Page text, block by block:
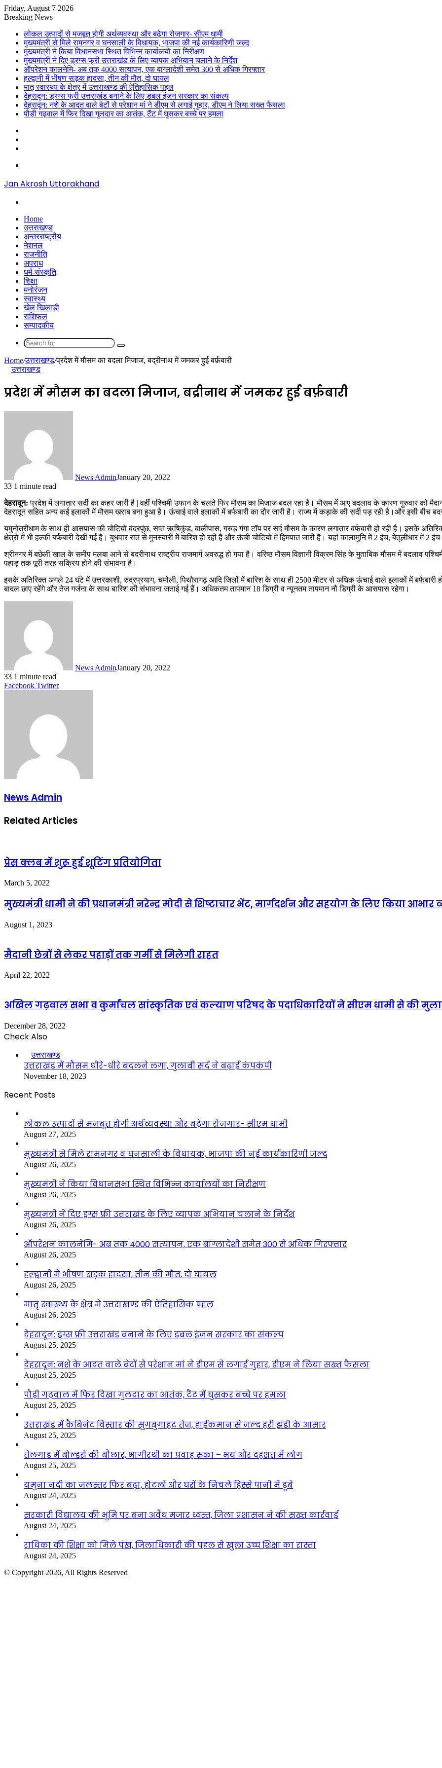
Friday, August 7 2026
Breaking News
लोकल उत्पादों से मजबूत होगी अर्थव्यवस्था और बढ़ेगा रोजगार- सीएम धामी
मुख्यमंत्री से मिले रामनगर व घनसाली के विधायक, भाजपा की नई कार्यकारिणी जल्द
मुख्यमंत्री ने किया विधानसभा स्थित विभिन्न कार्यालयों का निरीक्षण
मुख्यमंत्री ने दिए ड्रग्स फ्री उत्तराखंड के लिए व्यापक अभियान चलाने के निर्देश
ऑपरेशन कालनेमि- अब तक 4000 सत्यापन, एक बांग्लादेशी समेत 300 से अधिक गिरफ्तार
हल्द्वानी में भीषण सड़क हादसा, तीन की मौत, दो घायल
मातृ स्वास्थ्य के क्षेत्र में उत्तराखण्ड की ऐतिहासिक पहल
देहरादून: ड्रग्स फ्री उत्तराखंड बनाने के लिए डबल इंजन सरकार का संकल्प
देहरादून: नशे के आदत वाले बेटों से परेशान मां ने डीएम से लगाई गुहार, डीएम ने लिया सख्त फैसला
पौड़ी गढ़वाल में फिर दिखा गुलदार का आतंक, टैंट में घुसकर बच्चे पर हमला
Jan Akrosh Uttarakhand
Home
उत्तराखण्ड
अन्तरराष्ट्रीय
नेशनल
राजनीति
अपराध
धर्म-संस्कृति
शिक्षा
मनोरंजन
स्वास्थ्य
खेल खिलाड़ी
राशिफल
सम्पादकीय
Search
for
Home/उत्तराखण्ड/प्रदेश में मौसम का बदला मिजाज, बद्रीनाथ में जमकर हुई बर्फ़बारी
उत्तराखण्ड
प्रदेश में मौसम का बदला मिजाज, बद्रीनाथ में जमकर हुई बर्फ़बारी
News AdminJanuary 20, 2022
33 1 minute read
देहरादून: प्रदेश में लगातार सर्दी का कहर जारी है | वहीं पश्चिमी उफान के चलते फिर मौसम का मिजाज बदल रहा है। मौसम में आए बदलाव के कारण गुरुवार को
देहरादून सहित अन्य कईं इलाकों में मौसम खराब बना हुआ है। ऊंचाई वाले इलाकों में बर्फबारी का दौर जारी है। राज्य में कड़ाके की सर्दी पड़ रही है।और इसी बीच
यमुनोत्रीधाम के साथ ही आसपास की चोटियों बंदरपूंछ, सप्त ऋषिकुंड, बालीपास, गरुड़ गंगा टॉप पर सर्द मौसम के कारण लगातार बर्फबारी हो रही है। इसके
क्षेत्रों में भी हल्की बर्फबारी देखी गई है। बुधवार रात से मुनस्यारी में बारिश हो रही है और ऊंची चोटियों में हिमपात जारी है। यहां कालामुनि में 2 इंच, बेतूलीधार में
श्रीनगर में बछेली खाल के समीप मलबा आने से बदरीनाथ राष्ट्रीय राजमार्ग अवरुद्ध हो गया है। वरिष्ठ मौसम विज्ञानी विक्रम सिंह के मुताबिक मौसम में बदलाव
पहाड़ तक पूरी तरह सक्रिय होने की संभावना है।
इसके अतिरिक्त अगले 24 घंटे में उत्तरकाशी, रुद्रप्रयाग, चमोली, पिथौरागढ़ आदि जिलों में बारिश के साथ ही 2500 मीटर से अधिक ऊंचाई वाले इलाकों में
बादल छाए रहेंगे और तेज गर्जना के साथ बारिश की संभावना जताई गई हैं। अधिकतम तापमान 18 डिग्री व न्यूनतम तापमान नौ डिग्री के आसपास रहेगा।
News AdminJanuary 20, 2022
33 1 minute read
Facebook TwitterLinkedIn
Tumblr
Pinterest
Reddit
VKontakte
Share
Print
News Admin
Related Articles
प्रेस क्लब में शुरू हुई शूटिंग प्रतियोगिता
March 5, 2022
मुख्यमंत्री धामी ने की प्रधानमंत्री नरेन्द्र मोदी से शिष्टाचार भेंट, मार्गदर्शन और सहयोग के लिए किया आभार
August 1, 2023
मैदानी छेत्रों से लेकर पहाड़ों तक गर्मी से मिलेगी राहत
April 22, 2022
अखिल गढ़वाल सभा व कुर्मांचल सांस्कृतिक एवं कल्याण परिषद के पदाधिकारियों ने सीएम धामी से की
December 28, 2022
Check Also
उत्तराखण्ड
उत्तराखंड में मौसम धीरे-धीरे बदलने लगा, गुलाबी सर्द ने बढ़ाई कंपकंपी
November 18, 2023
Recent Posts
लोकल उत्पादों से मजबूत होगी अर्थव्यवस्था और बढ़ेगा रोजगार- सीएम धामी
August 27, 2025
मुख्यमंत्री से मिले रामनगर व घनसाली के विधायक, भाजपा की नई कार्यकारिणी जल्द
August 26, 2025
मुख्यमंत्री ने किया विधानसभा स्थित विभिन्न कार्यालयों का निरीक्षण
August 26, 2025
मुख्यमंत्री ने दिए ड्रग्स फ्री उत्तराखंड के लिए व्यापक अभियान चलाने के निर्देश
August 26, 2025
ऑपरेशन कालनेमि- अब तक 4000 सत्यापन, एक बांग्लादेशी समेत 300 से अधिक गिरफ्तार
August 26, 2025
हल्द्वानी में भीषण सड़क हादसा, तीन की मौत, दो घायल
August 26, 2025
मातृ स्वास्थ्य के क्षेत्र में उत्तराखण्ड की ऐतिहासिक पहल
August 26, 2025
देहरादून: ड्रग्स फ्री उत्तराखंड बनाने के लिए डबल इंजन सरकार का संकल्प
August 25, 2025
देहरादून: नशे के आदत वाले बेटों से परेशान मां ने डीएम से लगाई गुहार, डीएम ने लिया सख्त फैसला
August 25, 2025
पौड़ी गढ़वाल में फिर दिखा गुलदार का आतंक, टैंट में घुसकर बच्चे पर हमला
August 25, 2025
उत्तराखंड में कैबिनेट विस्तार की सुगबुगाहट तेज, हाईकमान से जल्द हरी झंडी के आसार
August 25, 2025
तेलगाड में बोल्डरों की बौछार, भागीरथी का प्रवाह रुका – भय और दहशत में लोग
August 25, 2025
यमुना नदी का जलस्तर फिर बढ़ा, होटलों और घरों के निचले हिस्से पानी में डूबे
August 24, 2025
सरकारी विद्यालय की भूमि पर बना अवैध मजार ध्वस्त, जिला प्रशासन ने की सख्त कार्रवाई
August 24, 2025
राधिका की शिक्षा को मिले पंख, जिलाधिकारी की पहल से खुला उच्च शिक्षा का रास्ता
August 24, 2025
© Copyright 2026, All Rights Reserved